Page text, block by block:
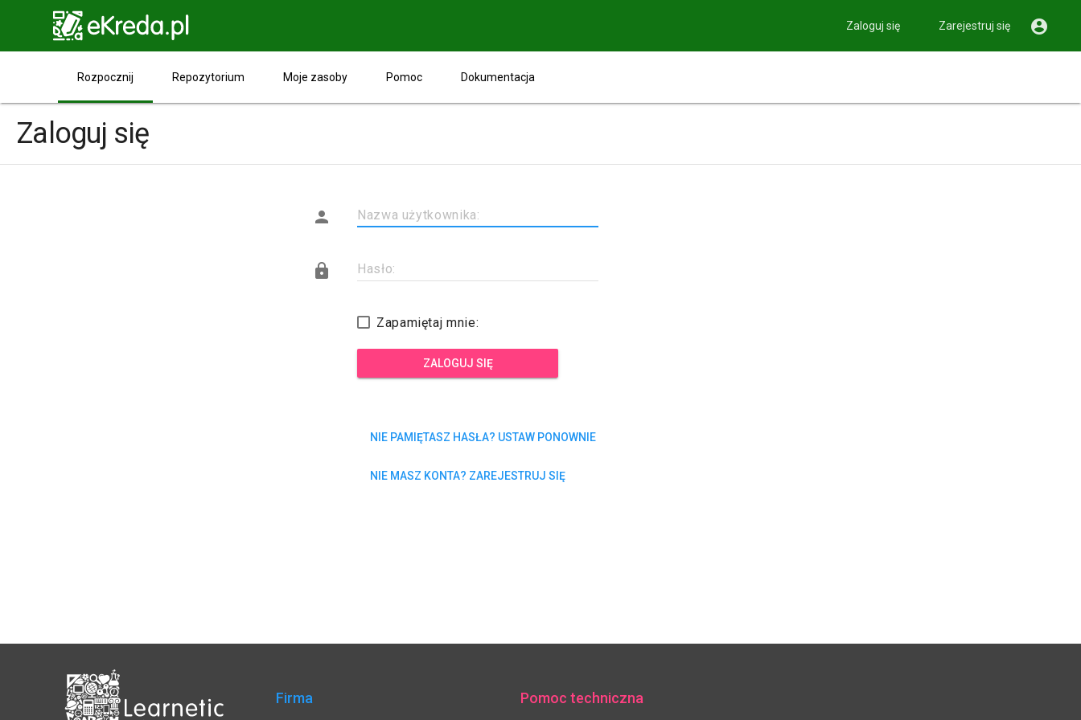
Zaloguj się Zarejestruj się 
Rozpocznij Repozytorium Moje zasoby Pomoc Dokumentacja
Zaloguj się
 Nazwa użytkownika:
 Hasło:
Zapamiętaj mnie:
ZALOGUJ SIĘ
NIE PAMIĘTASZ HASŁA? USTAW PONOWNIE
NIE MASZ KONTA? ZAREJESTRUJ SIĘ
Firma Pomoc techniczna